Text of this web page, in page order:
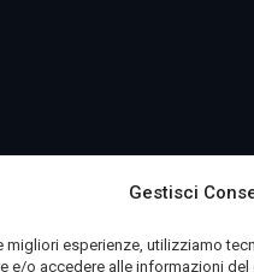
Gestisci
migliori esperienze, utilizziamo
e/o accedere alle informazioni